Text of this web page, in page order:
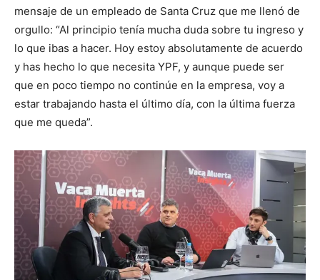
mensaje de un empleado de Santa Cruz que me llenó de
orgullo: “Al principio tenía mucha duda sobre tu ingreso y
lo que ibas a hacer. Hoy estoy absolutamente de acuerdo
y has hecho lo que necesita YPF, y aunque puede ser
que en poco tiempo no continúe en la empresa, voy a
estar trabajando hasta el último día, con la última fuerza
que me queda”.